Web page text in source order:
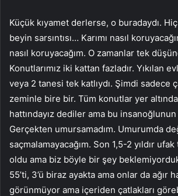
Küçük kıyamet derlerse, o buradaydı.
beyin sarsıntısı… Karımı nasıl
nasıl koruyacağım. O zamanlar tek
Konutlarımız iki kattan fazladır. Yıkılan
veya 2 tanesi tek katlıydı. Şimdi sadece
zeminle bire bir. Tüm konutlar yer
hattındayız dediler ama bu insanoğlunun
Gerçekten umursamadım. Umurumda
saçmalamayacağım. Son 1,5-2 yıldır
oldu ama biz böyle bir şey
55’ti, 3’ü biraz ayakta ama onlar da ağır
görünmüyor ama içeriden çatlakları